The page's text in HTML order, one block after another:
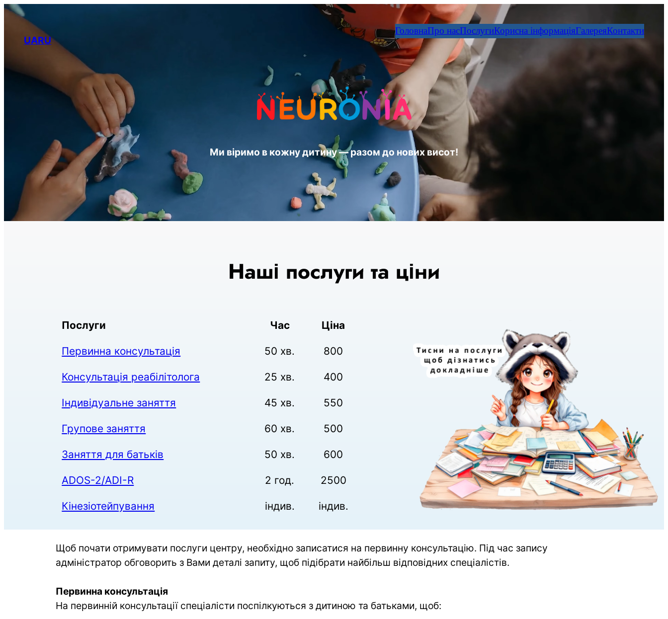
Перейти
вмістуUARU
ГоловнаПро насПослугиКорисна інформаціяГалереяКонтакти
Ми віримо в кожну дитину — разом до нових висот!
Наші послуги та ціни
Послуги Час Ціна
Первинна консультація 50 хв. 800
Консультація реабілітолога 25 хв. 400
Індивідуальне заняття 45 хв. 550
Групове заняття 60 хв. 500
Заняття для батьків 50 хв. 600
ADOS-2/ADI-R 2 год. 2500
Кінезіотейпування індив. індив.
Щоб почати отримувати послуги центру, необхідно записатися на первинну консультацію. Під час запису
адміністратор обговорить з Вами деталі запиту, щоб підібрати найбільш відповідних спеціалістів.
Первинна консультація
На первинній консультації спеціалісти поспілкуються з дитиною та батьками, щоб: